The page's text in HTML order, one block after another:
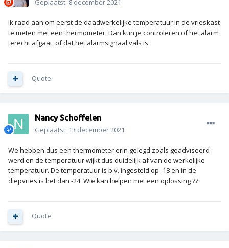
Geplaatst: 8 december 2021
Ik raad aan om eerst de daadwerkelijke temperatuur in de vrieskast
te meten met een thermometer. Dan kun je controleren of het alarm
terecht afgaat, of dat het alarmsignaal vals is.
Quote
Nancy Schoffelen
Geplaatst: 13 december 2021
We hebben dus een thermometer erin gelegd zoals geadviseerd
werd en de temperatuur wijkt dus duidelijk af van de werkelijke
temperatuur. De temperatuur is b.v. ingesteld op -18 en in de
diepvries is het dan -24. Wie kan helpen met een oplossing ??
Quote